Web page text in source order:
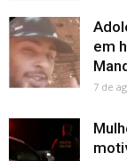
em
7 de